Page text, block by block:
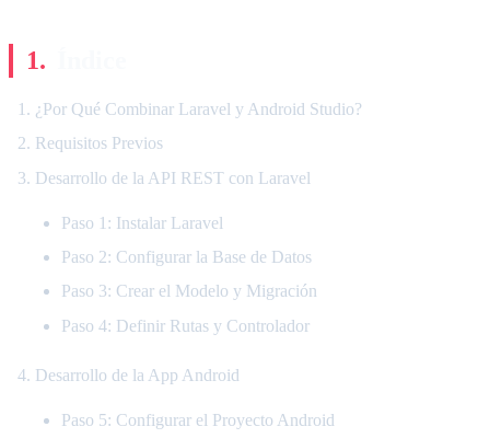
¿Por Qué Combinar Laravel y Android Studio?
Requisitos Previos
Desarrollo de la API REST con Laravel
Paso 1: Instalar Laravel
Paso 2: Configurar la Base de Datos
Paso 3: Crear el Modelo y Migración
Paso 4: Definir Rutas y Controlador
Desarrollo de la App Android
Paso 5: Configurar el Proyecto Android